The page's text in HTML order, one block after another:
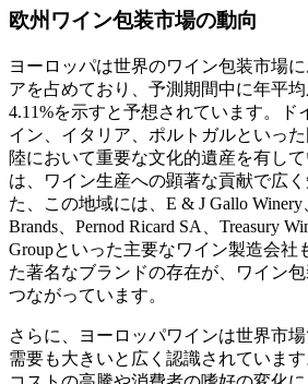
欧州ワイン包装市場の動向
ヨーロッパは世界のワイン包装市場
アを占めており、予測期間中に年平均
4.11%を示すと予想されています。ド
イン、イタリア、ポルトガルといっ
陸において重要な文化的遺産を有し
は、ワイン生産への顕著な貢献で広
た、この地域には、E & J Gallo Winery
Brands、Pernod Ricard SA、Treasury
Groupといった主要なワイン製造会社
た著名なブランドの存在が、ワイン
つながっています。
さらに、ヨーロッパワインは世界市場
需要も大きいと広く認識されていま